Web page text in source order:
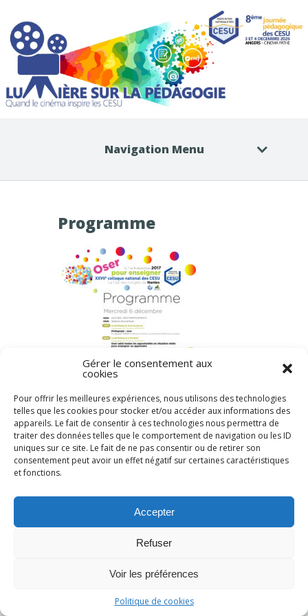
Gérer le consentement aux
cookies
Pour offrir les meilleures expériences, nous utilisons des technologies
telles que les cookies pour stocker et/ou accéder aux informations des
appareils. Le fait de consentir à ces technologies nous permettra de
traiter des données telles que le comportement de navigation ou les ID
uniques sur ce site. Le fait de ne pas consentir ou de retirer son
consentement peut avoir un effet négatif sur certaines caractéristiques
et fonctions.
Accepter
Refuser
Voir les préférences
Politique de cookies
Navigation Menu
Programme